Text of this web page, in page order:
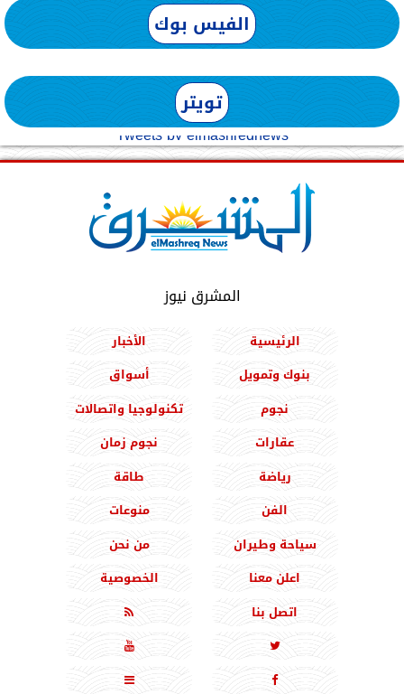
الفيس بوك
تويتر
Tweets by elmashreqnews
المشرق نيوز
الرئيسية
الأخبار
بنوك وتمويل
أسواق
نجوم
تكنولوجيا واتصالات
عقارات
نجوم زمان
رياضة
طاقة
الفن
منوعات
سياحة وطيران
من نحن
اعلن معنا
الخصوصية
اتصل بنا




